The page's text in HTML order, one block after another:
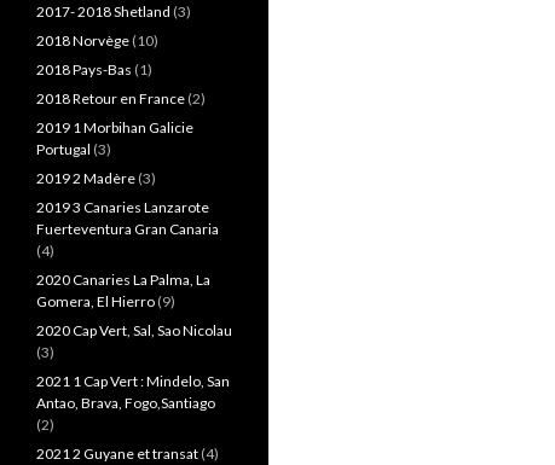
2017- 2018 Shetland (3)
2018 Norvège (10)
2018 Pays-Bas (1)
2018 Retour en France (2)
2019 1 Morbihan Galicie
Portugal (3)
2019 2 Madère (3)
2019 3 Canaries Lanzarote
Fuerteventura Gran Canaria
(4)
2020 Canaries La Palma, La
Gomera, El Hierro (9)
2020 Cap Vert, Sal, Sao Nicolau
(3)
2021 1 Cap Vert : Mindelo, San
Antao, Brava, Fogo,Santiago
(2)
2021 2 Guyane et transat (4)